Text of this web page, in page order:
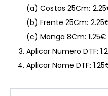
(a) Costas 25Cm:
(b) Frente 25Cm:
(c) Manga 8Cm: 1.25€
Aplicar Numero DTF:
Aplicar Nome DTF: